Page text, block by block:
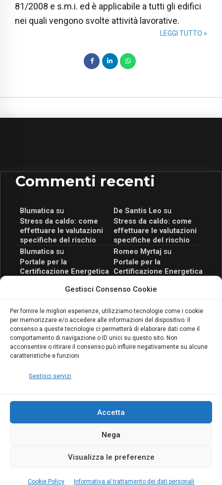
Gestisci Consenso Cookie
Per fornire le migliori esperienze, utilizziamo tecnologie come i cookie
per memorizzare e/o accedere alle informazioni del dispositivo. Il
consenso a queste tecnologie ci permetterà di elaborare dati come il
comportamento di navigazione o ID unici su questo sito. Non
acconsentire o ritirare il consenso può influire negativamente su alcune
caratteristiche e funzioni.
Gestisci servizi
Accetta
Nega
Visualizza le preferenze
Cookie Policy Informativa al trattamento dei dati personali
81/2008 e s.m.i. ed è applicabile a tutti gli edifici
nei quali vengono svolte attività lavorative.
LEGGI TUTTO »
Commenti recenti
Blumaticasu
Stress da caldo: come
effettuare le valutazioni
specifiche del rischio
De Santis Leo su
Stress da caldo: come
effettuare le valutazioni
specifiche del rischio
Blumaticasu
Portale per la
Certificazione Energetica
scopri il Corso Blumatica
Romeo Myrtaj su
Portale per la
Certificazione Energetica
scopri il Corso Blumatica
Blumaticasu
Coordinatore della
Sicurezza: cosa è
richiesto per abilitazione
e aggiornamento
Copyright Blumatica
MENU